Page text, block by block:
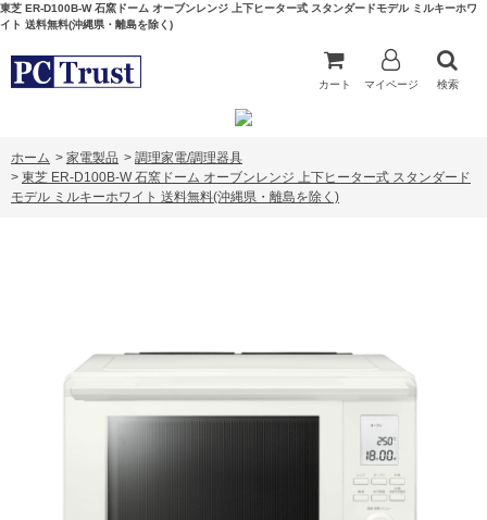
東芝 ER-D100B-W 石窯ドーム オーブンレンジ 上下ヒーター式 スタンダードモデル ミルキーホワ
イト 送料無料(沖縄県・離島を除く)
カート マイページ 検索
ホーム > 家電製品 > 調理家電/調理器具
> 東芝 ER-D100B-W 石窯ドーム オーブンレンジ 上下ヒーター式 スタンダード
モデル ミルキーホワイト 送料無料(沖縄県・離島を除く)